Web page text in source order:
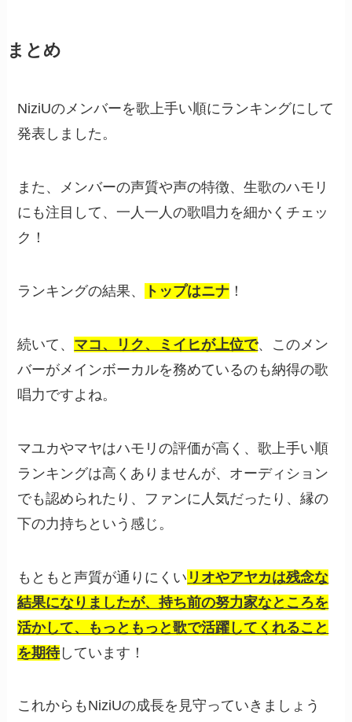
まとめ
NiziUのメンバーを歌上手い順にランキングにして
発表しました。
また、メンバーの声質や声の特徴、生歌のハモリ
にも注目して、一人一人の歌唱力を細かくチェッ
ク！
ランキングの結果、 トップはニナ ！
続いて、 マコ、リク、ミイヒが上位で、このメン
バーがメインボーカルを務めているのも納得の歌
唱力ですよね。
マユカやマヤはハモリの評価が高く、歌上手い順
ランキングは高くありませんが、オーディション
でも認められたり、ファンに人気だったり、縁の
下の力持ちという感じ。
もともと声質が通りにくい リオやアヤカは残念な
結果になりましたが、持ち前の努力家なところを
活かして、もっともっと歌で活躍してくれること
を期待しています！
これからもNiziUの成長を見守っていきましょう